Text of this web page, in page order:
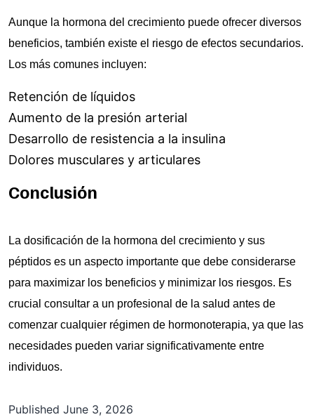
Aunque la hormona del crecimiento puede ofrecer diversos
beneficios, también existe el riesgo de efectos secundarios.
Los más comunes incluyen:
Retención de líquidos
Aumento de la presión arterial
Desarrollo de resistencia a la insulina
Dolores musculares y articulares
Conclusión
La dosificación de la hormona del crecimiento y sus
péptidos es un aspecto importante que debe considerarse
para maximizar los beneficios y minimizar los riesgos. Es
crucial consultar a un profesional de la salud antes de
comenzar cualquier régimen de hormonoterapia, ya que las
necesidades pueden variar significativamente entre
individuos.
Published June 3, 2026